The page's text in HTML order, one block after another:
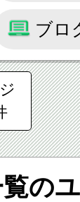
きます。
います
ブロ
の